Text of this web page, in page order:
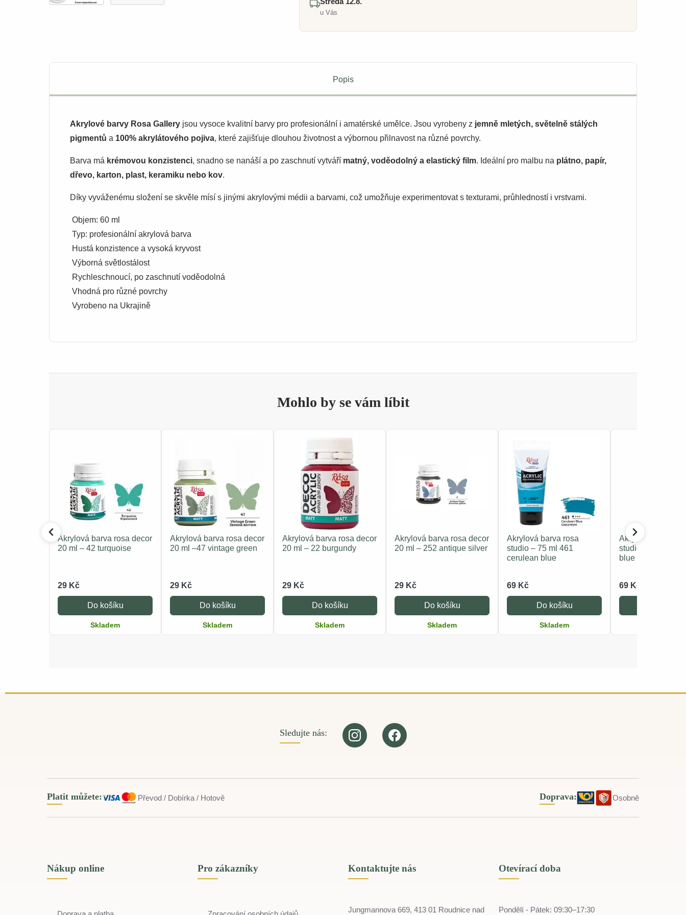
u Vás
Popis
Akrylové barvy Rosa Gallery jsou vysoce kvalitní barvy pro profesionální i amatérské umělce. Jsou vyrobeny z jemně mletých, světelně stálých
pigmentů a 100% akrylátového pojiva, které zajišťuje dlouhou životnost a výbornou přilnavost na různé povrchy.
Barva má krémovou konzistenci, snadno se nanáší a po zaschnutí vytváří matný, voděodolný a elastický film. Ideální pro malbu na plátno, papír,
dřevo, karton, plast, keramiku nebo kov.
Díky vyváženému složení se skvěle mísí s jinými akrylovými médii a barvami, což umožňuje experimentovat s texturami, průhledností i vrstvami.
Objem: 60 ml
Typ: profesionální akrylová barva
Hustá konzistence a vysoká kryvost
Výborná světlostálost
Rychleschnoucí, po zaschnutí voděodolná
Vhodná pro různé povrchy
Vyrobeno na Ukrajině
Mohlo by se vám líbit
Akrylová barva rosa decor
20 ml – 42 turquoise
29 Kč
Do košíku
Skladem
Akrylová barva rosa decor
20 ml –47 vintage green
29 Kč
Do košíku
Skladem
Akrylová barva rosa decor
20 ml – 22 burgundy
29 Kč
Do košíku
Skladem
Akrylová barva rosa decor
20 ml – 252 antique silver
29 Kč
Do košíku
Skladem
Akrylová barva rosa
studio – 75 ml 461
cerulean blue
69 Kč
Do košíku
Skladem
Akrylová barva
studio – 75 ml
blue
69 Kč
Sledujte nás:
Platit můžete: Převod / Dobírka / Hotově Doprava: Osobně
Nákup online Pro zákazníky Kontaktujte nás
Jungmannova 669, 413 01 Roudnice nad
Otevírací doba
Pondělí - Pátek: 09:30–17:30